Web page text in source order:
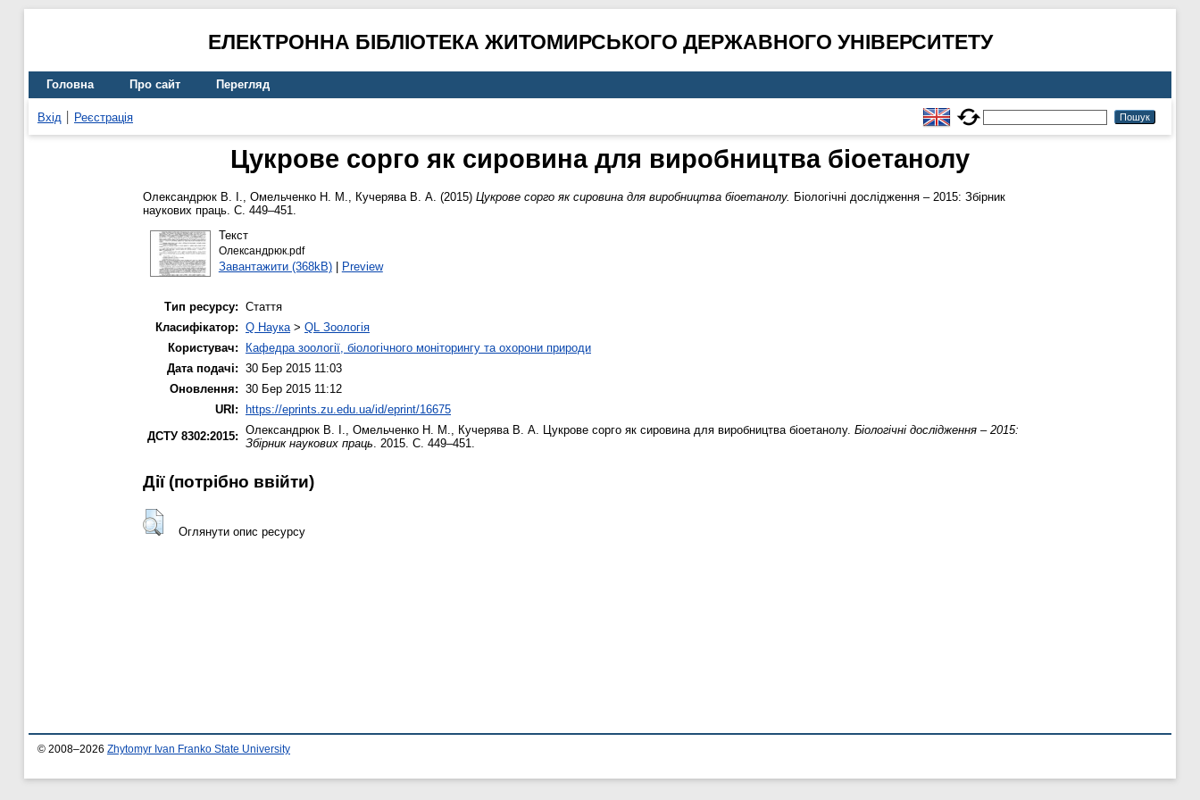
ЕЛЕКТРОННА БІБЛІОТЕКА ЖИТОМИРСЬКОГО ДЕРЖАВНОГО УНІВЕРСИТЕТУ
Головна Про сайт Перегляд
Вхід Реєстрація
Цукрове сорго як сировина для виробництва біоетанолу
Олександрюк В. І., Омельченко Н. М., Кучерява В. А. (2015) Цукрове сорго як сировина для виробництва біоетанолу. Біологічні дослідження – 2015: Збірник
наукових праць. С. 449–451.
Текст
Олександрюк.pdf
Завантажити (368kB)| Preview
Тип ресурсу: Стаття
Класифікатор: Q Наука> QL Зоологія
Користувач:
Кафедра зоології, біологічного моніторингу та охорони природи
Дата подачі: 30 Бер 2015 11:03
Оновлення: 30 Бер 2015 11:12
URI:
https://eprints.zu.edu.ua/id/eprint/16675
ДСТУ 8302:2015: Олександрюк В. І., Омельченко Н. М., Кучерява В. А. Цукрове сорго як сировина для виробництва біоетанолу. Біологічні дослідження – 2015:
Збірник наукових праць. 2015. С. 449–451.
Дії ​​(потрібно ввійти)
Оглянути опис ресурсу
© 2008–2026 Zhytomyr Ivan Franko State University